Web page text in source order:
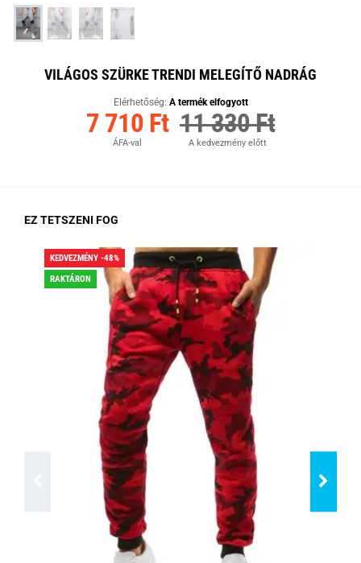
VILÁGOS SZÜRKE TRENDI MELEGÍTŐ NADRÁG
Elérhetőség: A termék elfogyott
7 710 Ft
ÁFA-val
11 330 Ft
A kedvezmény előtt
EZ TETSZENI FOG
KEDVEZMÉNY -48%
RAKTÁRON